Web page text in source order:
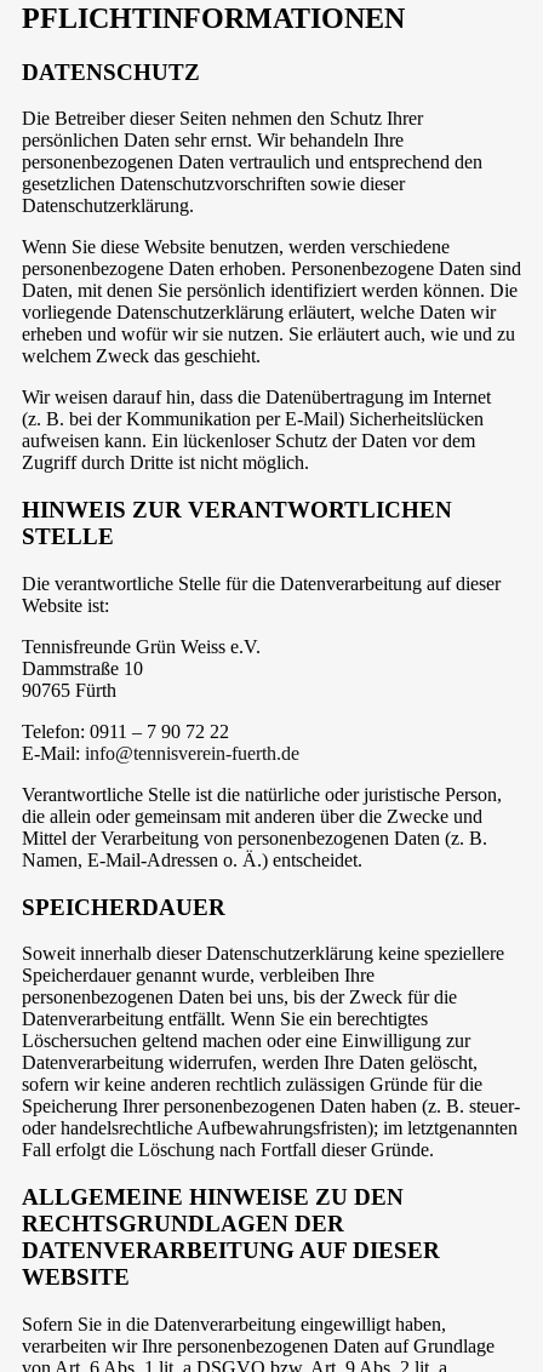
PFLICHT­INFORMATIONEN
DATENSCHUTZ
Die Betreiber dieser Seiten nehmen den Schutz Ihrer
persönlichen Daten sehr ernst. Wir behandeln Ihre
personenbezogenen Daten vertraulich und entsprechend den
gesetzlichen Datenschutzvorschriften sowie dieser
Datenschutzerklärung.
Wenn Sie diese Website benutzen, werden verschiedene
personenbezogene Daten erhoben. Personenbezogene Daten sind
Daten, mit denen Sie persönlich identifiziert werden können. Die
vorliegende Datenschutzerklärung erläutert, welche Daten wir
erheben und wofür wir sie nutzen. Sie erläutert auch, wie und zu
welchem Zweck das geschieht.
Wir weisen darauf hin, dass die Datenübertragung im Internet
(z. B. bei der Kommunikation per E-Mail) Sicherheitslücken
aufweisen kann. Ein lückenloser Schutz der Daten vor dem
Zugriff durch Dritte ist nicht möglich.
HINWEIS ZUR VERANTWORTLICHEN
STELLE
Die verantwortliche Stelle für die Datenverarbeitung auf dieser
Website ist:
Tennisfreunde Grün Weiss e.V.
Dammstraße 10
90765 Fürth
Telefon: 0911 – 7 90 72 22
E-Mail: info@tennisverein-fuerth.de
Verantwortliche Stelle ist die natürliche oder juristische Person,
die allein oder gemeinsam mit anderen über die Zwecke und
Mittel der Verarbeitung von personenbezogenen Daten (z. B.
Namen, E-Mail-Adressen o. Ä.) entscheidet.
SPEICHERDAUER
Soweit innerhalb dieser Datenschutzerklärung keine speziellere
Speicherdauer genannt wurde, verbleiben Ihre
personenbezogenen Daten bei uns, bis der Zweck für die
Datenverarbeitung entfällt. Wenn Sie ein berechtigtes
Löschersuchen geltend machen oder eine Einwilligung zur
Datenverarbeitung widerrufen, werden Ihre Daten gelöscht,
sofern wir keine anderen rechtlich zulässigen Gründe für die
Speicherung Ihrer personenbezogenen Daten haben (z. B. steuer-
oder handelsrechtliche Aufbewahrungsfristen); im letztgenannten
Fall erfolgt die Löschung nach Fortfall dieser Gründe.
ALLGEMEINE HINWEISE ZU DEN
RECHTSGRUNDLAGEN DER
DATENVERARBEITUNG AUF DIESER
WEBSITE
Sofern Sie in die Datenverarbeitung eingewilligt haben,
verarbeiten wir Ihre personenbezogenen Daten auf Grundlage
von Art. 6 Abs. 1 lit. a DSGVO bzw. Art. 9 Abs. 2 lit. a